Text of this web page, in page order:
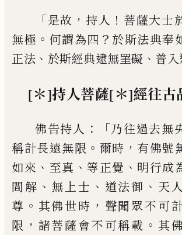
「是故 ， 持人 ！ 菩薩大士
無極 。 何謂為四 ？ 於斯法典奉
正法 、 於斯經典逮無罣礙 、 普入
[＊]持人菩薩[＊]經往古
佛告持人 ：「乃往過去無
稱計長遠無限 。 爾時 ， 有佛號
如來 、 至真 、等正覺 、 明行成
間解 、 無上士 、 道法御 、 天
尊 。 其佛世時 ， 聲聞眾不可
限 ， 諸菩薩會不可稱載 。 其